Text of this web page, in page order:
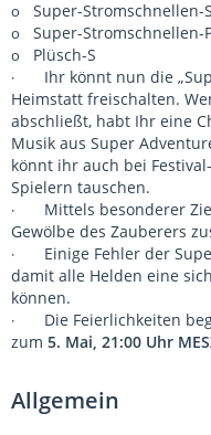
o Super-Stromschnellen-
o Super-Stromschnellen-
o Plüsch-S
·
Ihr könnt nun die
Heimstatt freischalten.
abschließt, habt Ihr eine
Musik aus Super
könnt ihr auch bei
Spielern tauschen.
·
Mittels besonderer
Gewölbe des Zauberers
·
Einige Fehler der
damit alle Helden eine
können.
· Die Feierlichkeiten
zum 5. Mai, 21:00 Uhr
Allgemein